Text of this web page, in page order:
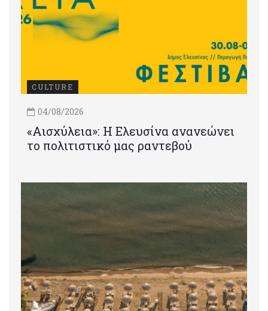
CULTURE
04/08/2026
«Αισχύλεια»: Η Ελευσίνα ανανεώνει
το πολιτιστικό μας ραντεβού